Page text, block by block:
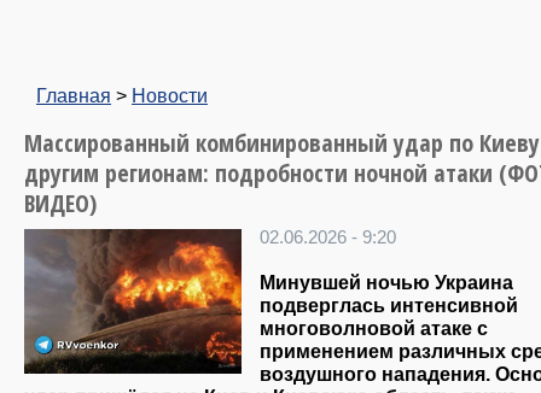
Главная > Новости
Массированный комбинированный удар по
другим регионам: подробности ночной атаки
ВИДЕО)
02.06.2026 - 9:20
Минувшей ночью Украина
подверглась интенсивной
многоволновой атаке с
применением различных
воздушного нападения.